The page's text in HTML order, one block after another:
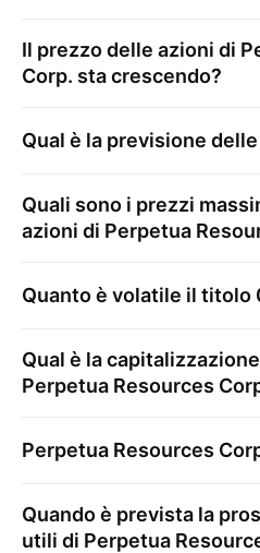
Il prezzo delle azioni di
Corp. sta crescendo?
Qual è la previsione
Quali sono i prezzi
azioni di Perpetua
Quanto è volatile il titolo
Qual è la
Perpetua Resources
Perpetua Resources
Quando è prevista la
utili di Perpetua